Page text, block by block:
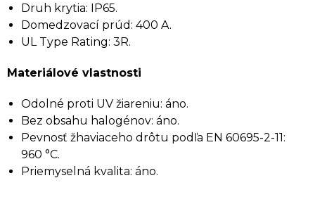
Druh krytia: IP65.
Domedzovací prúd: 400 A.
UL Type Rating: 3R.
Materiálové vlastnosti
Odolné proti UV žiareniu: áno.
Bez obsahu halogénov: áno.
Pevnosť žhaviaceho drôtu podľa EN 60695-2-11:
960 °C.
Priemyselná kvalita: áno.